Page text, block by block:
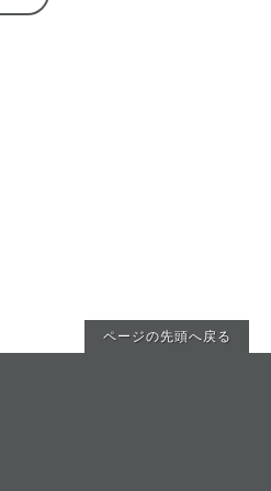
ページの先頭へ戻る